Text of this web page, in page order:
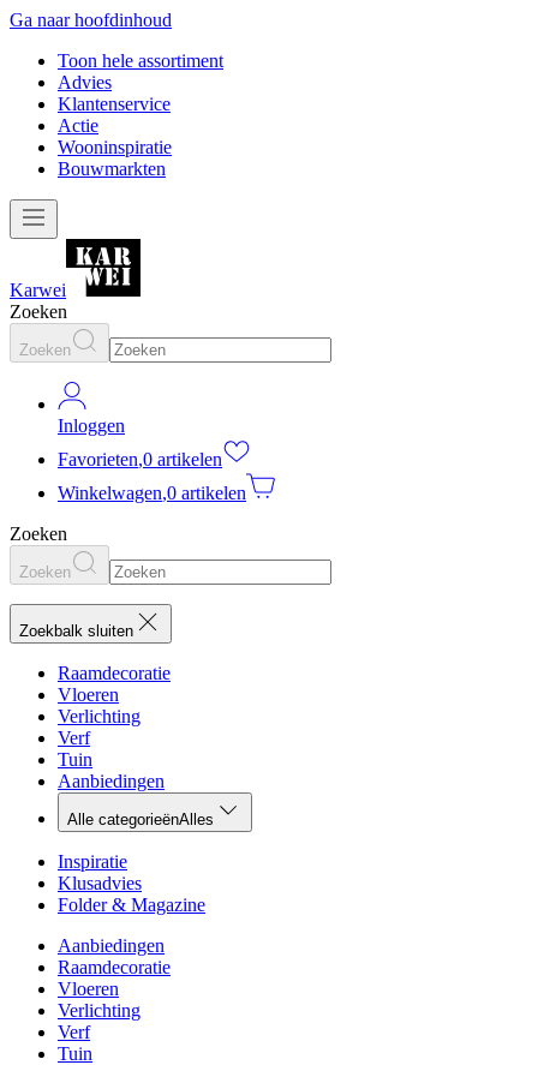
Ga naar hoofdinhoud
Toon hele assortiment
Advies
Klantenservice
Actie
Wooninspiratie
Bouwmarkten
Karwei
Zoeken
Zoeken
Inloggen
Favorieten,0 artikelen
Winkelwagen,0 artikelen
Zoeken
Zoeken
Zoekbalk sluiten
Raamdecoratie
Vloeren
Verlichting
Verf
Tuin
Aanbiedingen
Alle categorieënAlles
Inspiratie
Klusadvies
Folder & Magazine
Aanbiedingen
Raamdecoratie
Vloeren
Verlichting
Verf
Tuin